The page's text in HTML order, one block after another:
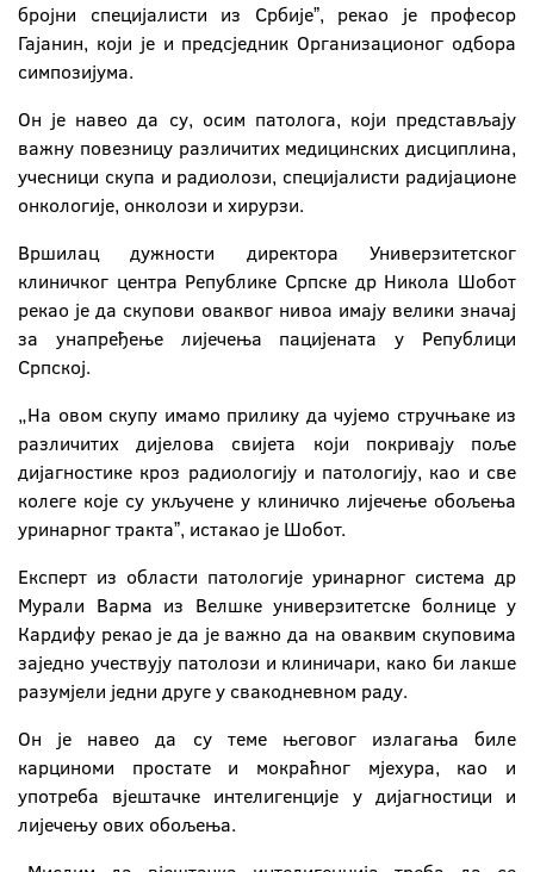
бројни специјалисти из Србијеˮ, рекао је професор
Гајанин, који је и предсједник Организационог одбора
симпозијума.
Он је навео да су, осим патолога, који представљају
важну повезницу различитих медицинских дисциплина,
учесници скупа и радиолози, специјалисти радијационе
онкологије, онколози и хирурзи.
Вршилац дужности директора Универзитетског
клиничког центра Републике Српске др Никола Шобот
рекао је да скупови оваквог нивоа имају велики значај
за унапређење лијечења пацијената у Републици
Српској.
„На овом скупу имамо прилику да чујемо стручњаке из
различитих дијелова свијета који покривају поље
дијагностике кроз радиологију и патологију, као и све
колеге које су укључене у клиничко лијечење обољења
уринарног трактаˮ, истакао је Шобот.
Експерт из области патологије уринарног система др
Мурали Варма из Велшке универзитетске болнице у
Кардифу рекао је да је важно да на оваквим скуповима
заједно учествују патолози и клиничари, како би лакше
разумјели једни друге у свакодневном раду.
Он је навео да су теме његовог излагања биле
карциноми простате и мокраћног мјехура, као и
употреба вјештачке интелигенције у дијагностици и
лијечењу ових обољења.